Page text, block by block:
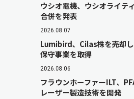
ウシオ電機、ウシオライテ
合併を発表
2026.08.07
Lumibird、Cilas株を売却
保守事業を取得
2026.08.06
フラウンホーファーILT、
レーザー製造技術を開発